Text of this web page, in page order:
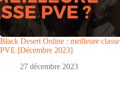
Black Desert Online : meilleure classe
PVE [Décembre 2023]
27 décembre 2023